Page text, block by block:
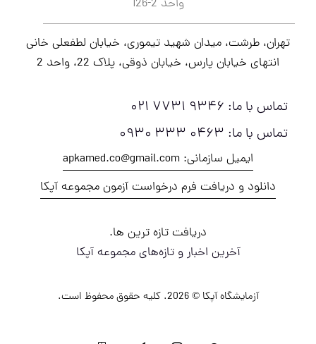
واحد 2-126
تهران، طرشت، میدان شهید تیموری، خیابان لطفعلی خانی
انتهای خیابان پارس، خیابان ذوقی، پلاک 22، واحد 2
تماس با ما: ۹۳۴۶ ۷۷۳۱ ۰۲۱
تماس با ما: ۰۴۶۳ ۳۳۳ ۰۹۳۰
ایمیل سازمانی: apkamed.co@gmail.com
دانلود و دریافت فرم درخواست آزمون مجموعه آپکا
دریافت تازه ترین ها.
آخرین اخبار و تازه‌های مجموعه آپکا
آزمایشگاه آپکا© 2026. کلیه حقوق محفوظ است.